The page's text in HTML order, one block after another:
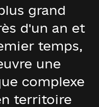
grand
d'un an et
temps,
une
complexe
territoire